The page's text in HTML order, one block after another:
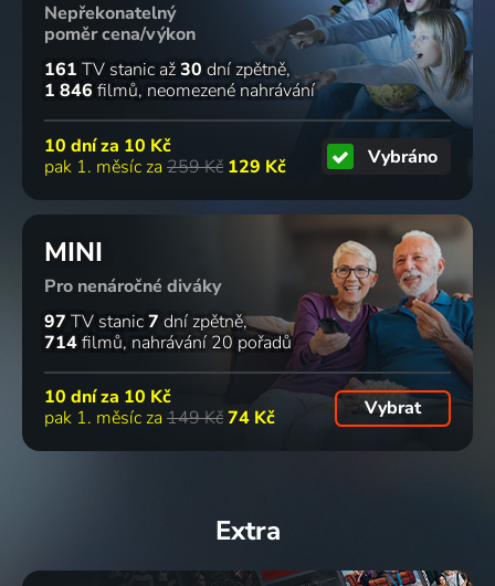
Nepřekonatelný
poměr cena/výkon
161 TV stanic až30 dní zpětně
1 846 filmů neomezené nahrávání
10 dní za 10 Kč
pak 1. měsíc za 259 Kč 129 Kč Vybráno
MINI
Pro nenáročné diváky
97 TV stanic7 dní zpětně
714filmů nahrávání 20 pořadů
10 dní za 10 Kč
pak 1. měsíc za 149 Kč74 Kč Vybrat
Extra